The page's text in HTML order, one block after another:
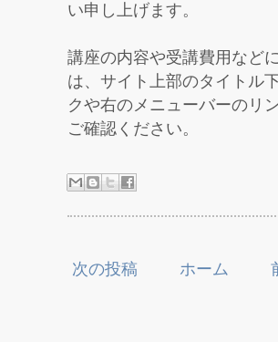
い申し上げます。
講座の内容や受講費用など
は、サイト上部のタイトル
クや右のメニューバーのリ
ご確認ください。
次の投稿 ホーム